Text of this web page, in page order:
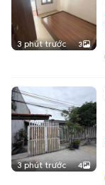
3 phút trước 3
3 phút trước 4